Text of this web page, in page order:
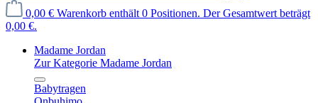
0,00 € Warenkorb enthält 0 Positionen. Der Gesamtwert beträgt
0,00 €.
Madame Jordan
Zur Kategorie Madame Jordan
Babytragen